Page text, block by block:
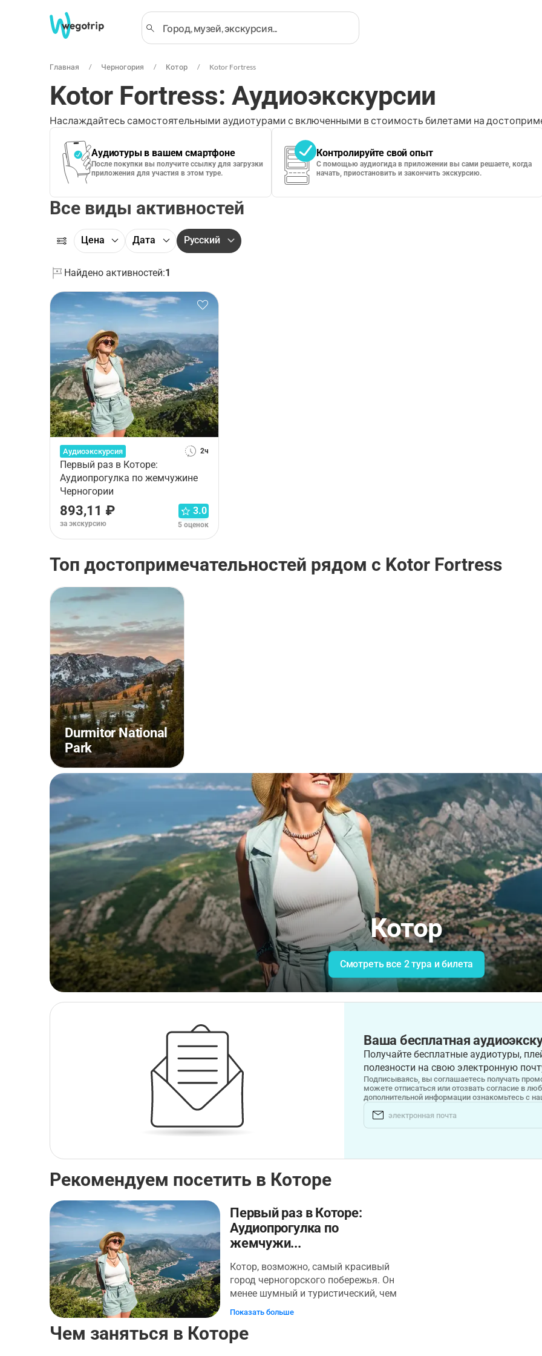
Главная Черногория Котор Kotor Fortress
Kotor Fortress: Аудиоэкскурсии
Наслаждайтесь самостоятельными аудиотурами с включенными в стоимость билетами на
Аудиотуры в вашем смартфоне
После покупки вы получите ссылку для загрузки
приложения для участия в этом туре.
Контролируйте свой опыт
С помощью аудиогида в приложении вы сами решаете, когда
начать, приостановить и закончить экскурсию.
Все виды активностей
Цена Дата Русский
Найдено активностей:1
Аудиоэкскурсия 2ч
Первый раз в Которе:
Аудиопрогулка по жемчужине
Черногории
893,11 ₽
за экскурсию
3.0
5 оценок
Топ достопримечательностей рядом с Kotor Fortress
Durmitor National
Park
Котор
Смотреть все 2 тура и билета
Ваша бесплатная
Получайте бесплатные аудиотуры,
полезности на свою электронную
Подписываясь, вы соглашаетесь получать
можете отписаться или отозвать согласие в
дополнительной информации ознакомьтесь с
Рекомендуем посетить в Которе
Первый раз в Которе:
Аудиопрогулка по
жемчужи...
Котор, возможно, самый красивый
город черногорского побережья. Он
менее шумный и туристический, чем
Будва, здесь гораздо больше
еще очень, очень много котов! Этот
тур подойдет тем, кто планирует
Показать больше
Чем заняться в Которе